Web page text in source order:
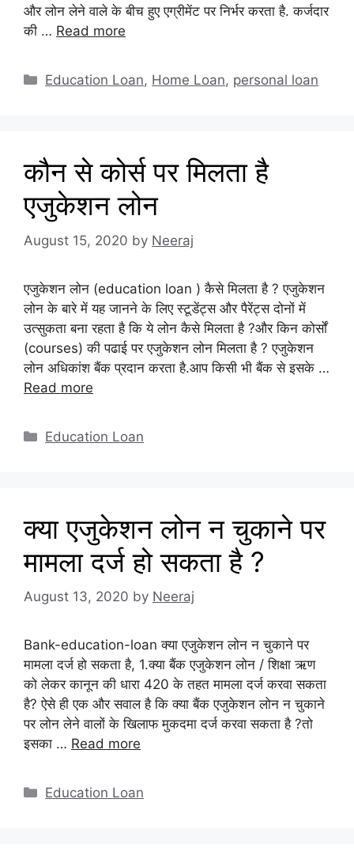
और लोन लेने वाले के बीच हुए एग्रीमेंट पर निर्भर करता है. कर्जदार
की … Read more
Categories
Education Loan, Home Loan, personal loan
कौन से कोर्स पर मिलता है
एजुकेशन लोन
August 15, 2020 by Neeraj
एजुकेशन लोन (education loan ) कैसे मिलता है ? एजुकेशन
लोन के बारे में यह जानने के लिए स्टूडेंट्स और पैरेंट्स दोनों में
उत्सुकता बना रहता है कि ये लोन कैसे मिलता है ?और किन कोर्सों
(courses) की पढाई पर एजुकेशन लोन मिलता है ? एजुकेशन
लोन अधिकांश बैंक प्रदान करता है.आप किसी भी बैंक से इसके …
Read more
Categories
Education Loan
क्या एजुकेशन लोन न चुकाने पर
मामला दर्ज हो सकता है ?
August 13, 2020 by Neeraj
Bank-education-loan क्या एजुकेशन लोन न चुकाने पर
मामला दर्ज हो सकता है, 1.क्या बैंक एजुकेशन लोन / शिक्षा ऋण
को लेकर कानून की धारा 420 के तहत मामला दर्ज करवा सकता
है? ऐसे ही एक और सवाल है कि क्या बैंक एजुकेशन लोन न चुकाने
पर लोन लेने वालों के खिलाफ मुकदमा दर्ज करवा सकता है ?तो
इसका … Read more
Categories
Education Loan